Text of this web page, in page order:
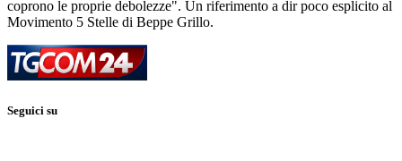
coprono le proprie debolezze". Un riferimento a dir poco esplicito al
Movimento 5 Stelle di Beppe Grillo.
Seguici su